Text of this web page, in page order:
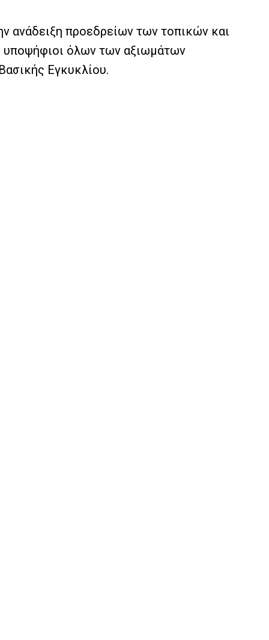
ανάδειξη προεδρείων των τοπικών και
υποψήφιοι όλων των αξιωμάτων
Εγκυκλίου.